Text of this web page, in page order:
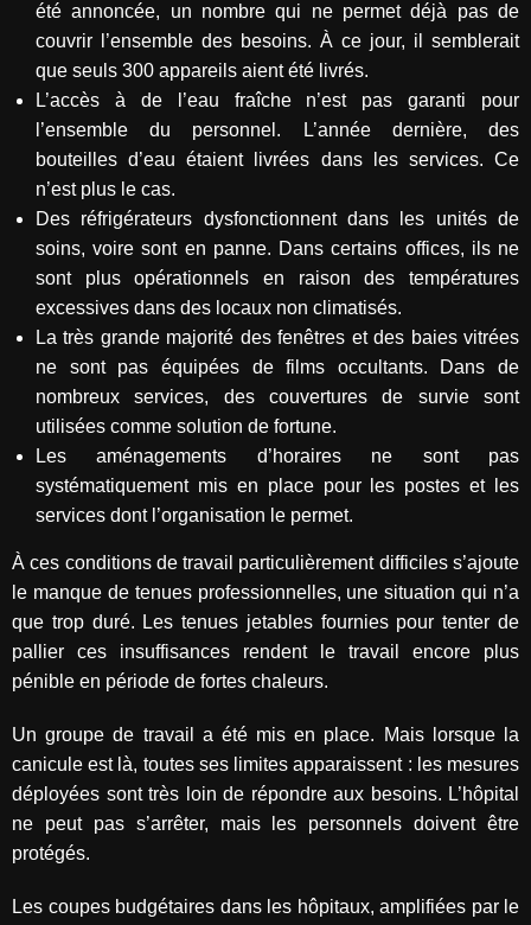
été annoncée, un nombre qui ne permet déjà pas de
couvrir l’ensemble des besoins. À ce jour, il semblerait
que seuls 300 appareils aient été livrés.
L’accès à de l’eau fraîche n’est pas garanti pour
l’ensemble du personnel. L’année dernière, des
bouteilles d’eau étaient livrées dans les services. Ce
n’est plus le cas.
Des réfrigérateurs dysfonctionnent dans les unités de
soins, voire sont en panne. Dans certains offices, ils ne
sont plus opérationnels en raison des températures
excessives dans des locaux non climatisés.
La très grande majorité des fenêtres et des baies vitrées
ne sont pas équipées de films occultants. Dans de
nombreux services, des couvertures de survie sont
utilisées comme solution de fortune.
Les aménagements d’horaires ne sont pas
systématiquement mis en place pour les postes et les
services dont l’organisation le permet.
À ces conditions de travail particulièrement difficiles s’ajoute
le manque de tenues professionnelles, une situation qui n’a
que trop duré. Les tenues jetables fournies pour tenter de
pallier ces insuffisances rendent le travail encore plus
pénible en période de fortes chaleurs.
Un groupe de travail a été mis en place. Mais lorsque la
canicule est là, toutes ses limites apparaissent : les mesures
déployées sont très loin de répondre aux besoins. L’hôpital
ne peut pas s’arrêter, mais les personnels doivent être
protégés.
Les coupes budgétaires dans les hôpitaux, amplifiées par le